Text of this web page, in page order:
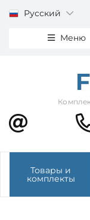
Русский
Меню
Товары и
комплекты